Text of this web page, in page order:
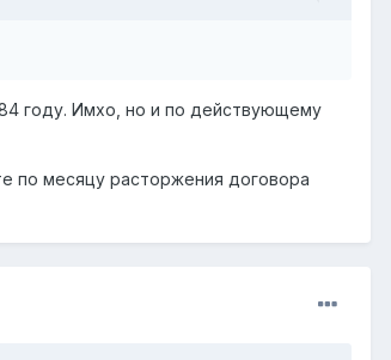
году. Имхо, но и по действующему
по месяцу расторжения договора